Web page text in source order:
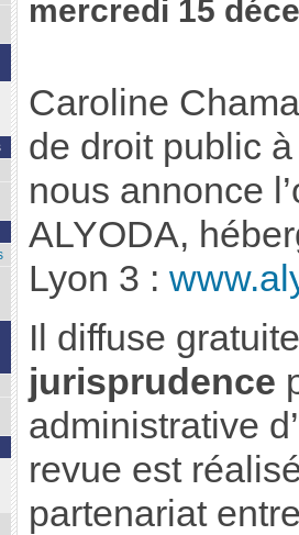
mercredi 15
Caroline
de droit public
nous annonce
ALYODA,
Lyon 3 :
Il diffuse
jurisprudence
administrative
revue est
partenariat